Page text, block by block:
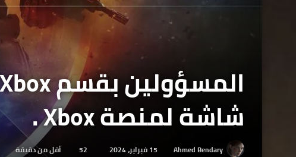
شاشة لمنصة Xbox .
Ahmed Bendary 15 فبراير، 2024 52 أقل من دقيقة